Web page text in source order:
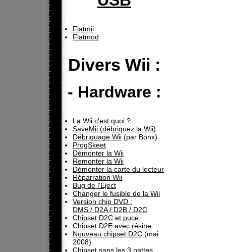
Flatmii
Flatmod
Divers Wii :
- Hardware :
La Wii c'est quoi ?
SaveMii (débriquez la Wii)
Débriquage Wii (par Bonx)
ProgSkeet
Démonter la Wii
Remonter la Wii
Démonter la carte du lecteur
Réparration Wii
Bug de l'Eject
Changer le fusible de la Wii
Version chip DVD :
DMS / D2A / D2B / D2C
Chipset D2C et puce
Chipset D2E avec résine
Nouveau chipset D2C (mai
2008)
Chipset sans les 3 pattes